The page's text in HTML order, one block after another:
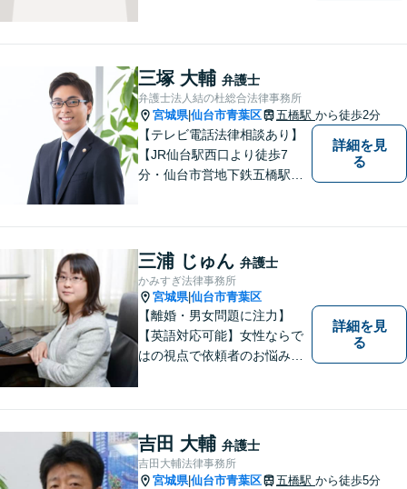
たる事件も、受任可能です。
お気軽にご相談ください。
三塚 大輔 弁護士
弁護士法人結の杜総合法律事務所
宮城県|仙台市青葉区 五橋駅 から徒歩2分
【テレビ電話法律相談あり】
【JR仙台駅西口より徒歩7
分・仙台市営地下鉄五橋駅北4
間・土曜相談あり】【明るく
キレイな完全個室相談室】
詳細を見
る
三浦 じゅん 弁護士
かみすぎ法律事務所
宮城県|仙台市青葉区
【離婚・男女問題に注力】
【英語対応可能】女性ならで
はの視点で依頼者のお悩みに
男女問題やセクハラ事件など
のお困り事がございました
ら、お気軽にご相談くださ
い。
詳細を見
る
吉田 大輔 弁護士
吉田大輔法律事務所
宮城県|仙台市青葉区 五橋駅 から徒歩5分